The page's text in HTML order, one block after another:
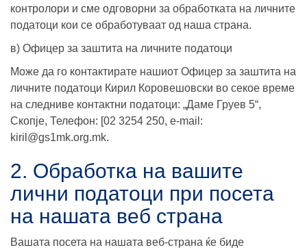
контролори и сме одговорни за обработката на личните
податоци кои се обработуваат од наша страна.
в) Офицер за заштита на личните податоци
Може да го контактирате нашиот Офицер за заштита на
личните податоци Кирил Коровешовски во секое време
на следниве контактни податоци: „Даме Груев 5“,
Скопје, Телефон: [02 3254 250, e-mail:
kiril@gs1mk.org.mk.
2. Oбработка на вашите
лични податоци при посета
на нашата веб страна
Вашата посета на нашата веб-страна ќе биде